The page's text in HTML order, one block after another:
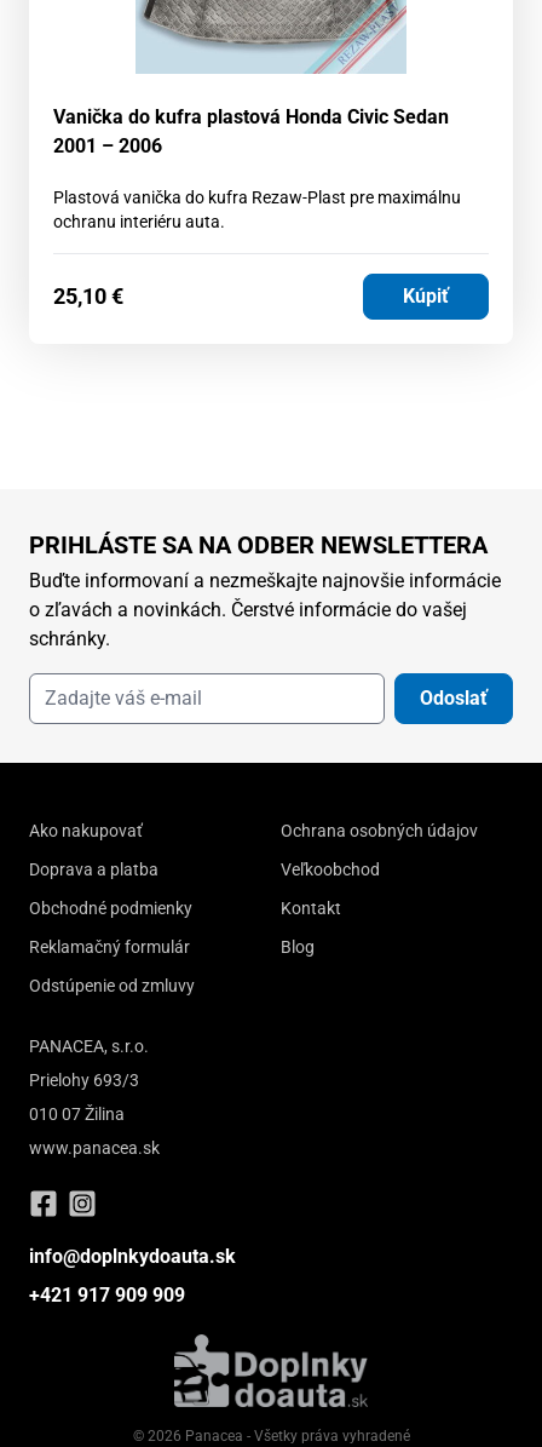
Vanička do kufra plastová Honda Civic Sedan
2001 – 2006
Plastová vanička do kufra Rezaw-Plast pre maximálnu
ochranu interiéru auta.
25,10€ Kúpiť
PRIHLÁSTE SA NA ODBER NEWSLETTERA
Buďte informovaní a nezmeškajte najnovšie informácie
o zľavách a novinkách. Čerstvé informácie do vašej
schránky.
Odoslať
Ako nakupovať
Doprava a platba
Obchodné podmienky
Reklamačný formulár
Odstúpenie od zmluvy
Ochrana osobných údajov
Veľkoobchod
Kontakt
Blog
PANACEA, s.r.o.
Prielohy 693/3
010 07 Žilina
www.panacea.sk
info@doplnkydoauta.sk
+421 917 909 909
© 2026 Panacea - Všetky práva vyhradené